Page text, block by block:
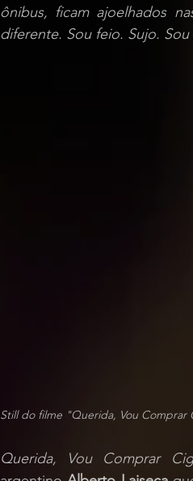
ônibus, ficam ajoelhados
diferente. Sou feio. Sujo.
Still do filme "Querida, Vou Comprar
Querida, Vou Comprar